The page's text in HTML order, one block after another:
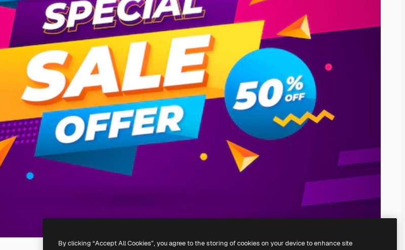
By clicking “Accept All Cookies”, you agree to the storing of cookies on your device to enhance site